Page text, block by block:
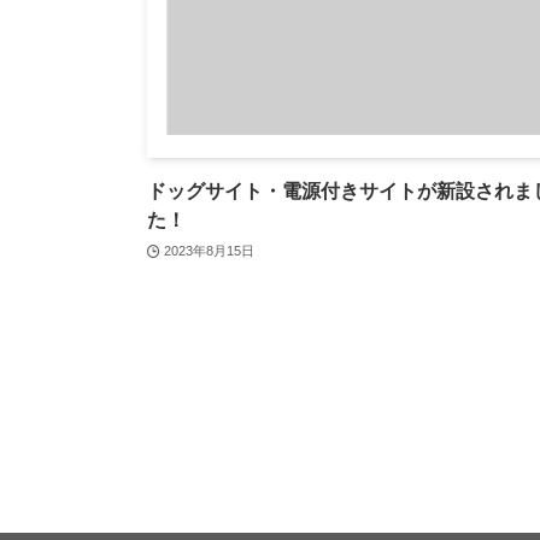
ドッグサイト・電源付きサイトが新設されま
た！
2023年8月15日